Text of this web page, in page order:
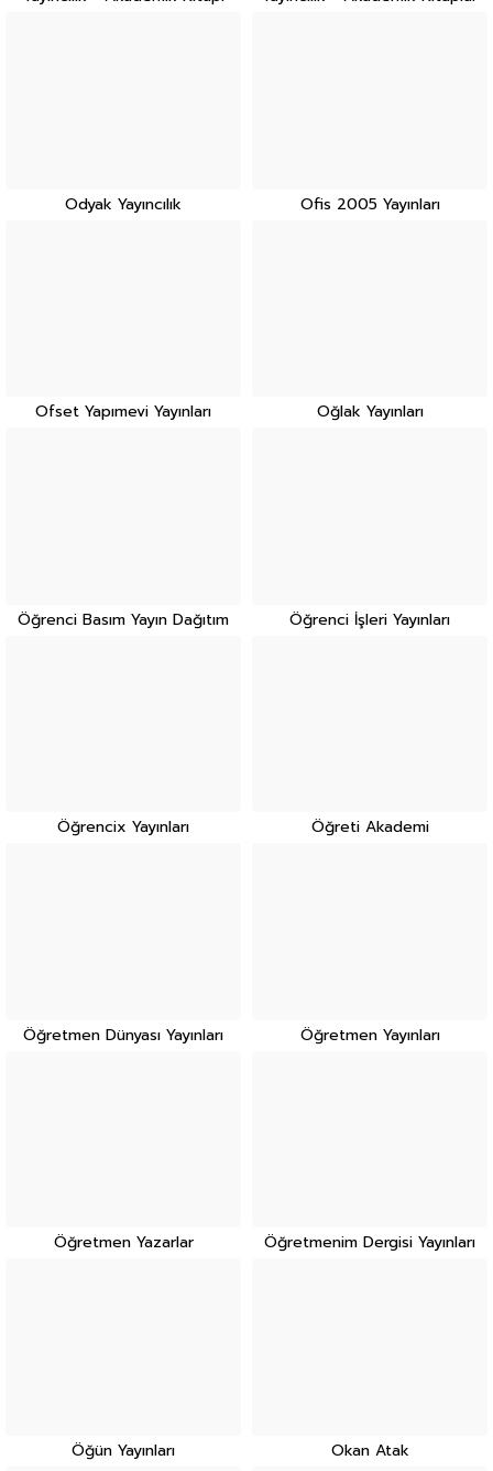
Odyak Yayıncılık Ofis 2005 Yayınları
Ofset Yapımevi Yayınları Oğlak Yayınları
Öğrenci Basım Yayın Dağıtım Öğrenci İşleri Yayınları
Öğrencix Yayınları Öğreti Akademi
Öğretmen Dünyası Yayınları Öğretmen Yayınları
Öğretmen Yazarlar Öğretmenim Dergisi Yayınları
Öğün Yayınları Okan Atak